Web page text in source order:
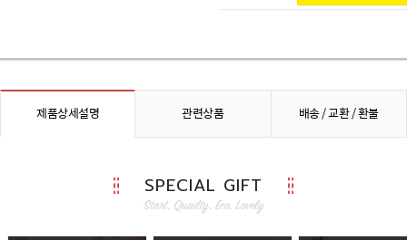
제품상세설명 관련상품 배송 / 교환 / 환불
SPECIAL GIFT